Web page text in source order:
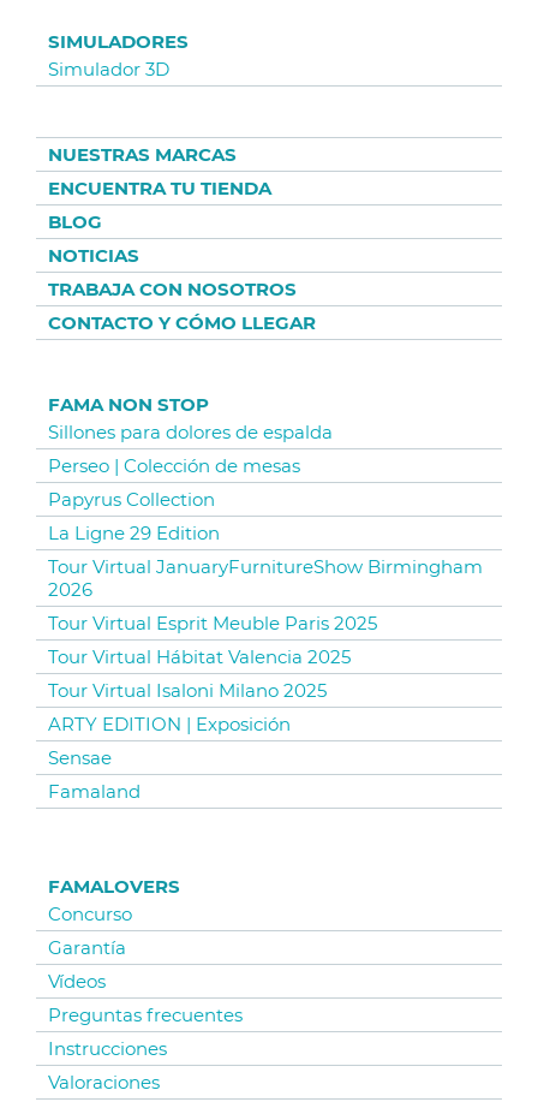
SIMULADORES
Simulador 3D
NUESTRAS MARCAS
ENCUENTRA TU TIENDA
BLOG
NOTICIAS
TRABAJA CON NOSOTROS
CONTACTO Y CÓMO LLEGAR
FAMA NON STOP
Sillones para dolores de espalda
Perseo | Colección de mesas
Papyrus Collection
La Ligne 29 Edition
Tour Virtual JanuaryFurnitureShow Birmingham
2026
Tour Virtual Esprit Meuble Paris 2025
Tour Virtual Hábitat Valencia 2025
Tour Virtual Isaloni Milano 2025
ARTY EDITION | Exposición
Sensae
Famaland
FAMALOVERS
Concurso
Garantía
Vídeos
Preguntas frecuentes
Instrucciones
Valoraciones